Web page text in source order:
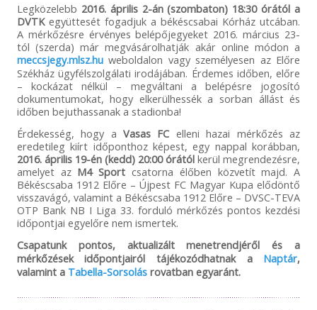
Legközelebb 2016. április 2-án (szombaton) 18:30 órától a
DVTKegyüttesét fogadjuk a békéscsabai Kórház utcában.
A mérkőzésre érvényes belépőjegyeket 2016. március 23-
tól (szerda) már megvásárolhatják akár online módon a
meccsjegy.mlsz.huweboldalon vagy személyesen az Előre
Székház ügyfélszolgálati irodájában. Érdemes időben, előre
– kockázat nélkül – megváltani a belépésre jogosító
dokumentumokat, hogy elkerülhessék a sorban állást és
időben bejuthassanak a stadionba!
Érdekesség, hogy aVasas FCelleni hazai mérkőzés az
eredetileg kiírt időponthoz képest, egy nappal korábban,
2016. április 19-én (kedd) 20:00 órától kerül megrendezésre,
amelyet az M4 Sport csatorna élőben közvetít majd. A
Békéscsaba 1912 Előre – Újpest FC Magyar Kupa elődöntő
visszavágó, valamint a Békéscsaba 1912 Előre – DVSC-TEVA
OTP Bank NB I Liga 33. forduló mérkőzés pontos kezdési
időpontjai egyelőre nem ismertek.
Csapatunk pontos, aktualizált menetrendjéről és a
mérkőzések időpontjairól tájékozódhatnak a Naptár,
valamint a Tabella-Sorsolásrovatban egyaránt.